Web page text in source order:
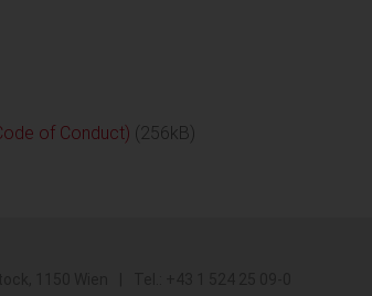
of Conduct) (256kB)